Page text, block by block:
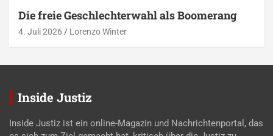
Die freie Geschlechterwahl als Boomerang
4. Juli 2026 Lorenzo Winter
Inside Justiz
Inside Justiz ist ein online-Magazin und Nachrichtenportal, das